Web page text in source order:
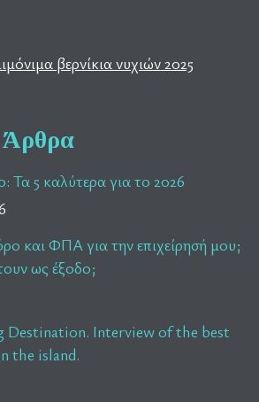
βερνίκια νυχιών 2025
Τα 5 καλύτερα για το 2026
και ΦΠΑ για την επιχείρησή μου;
ως έξοδο;
Destination. Interview of the best
the island.